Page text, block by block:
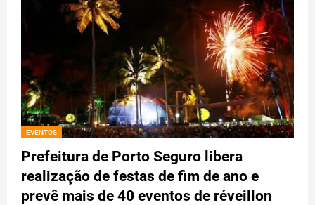
EVENTOS
Prefeitura de Porto Seguro libera
realização de festas de fim de ano e
prevê mais de 40 eventos de réveillon